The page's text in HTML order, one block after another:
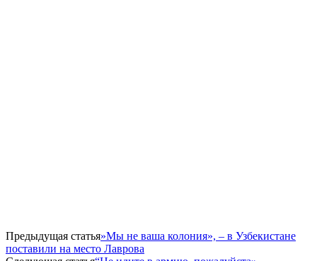
Предыдущая статья​»Мы не ваша колония», – в Узбекистане
поставили на место Лаврова